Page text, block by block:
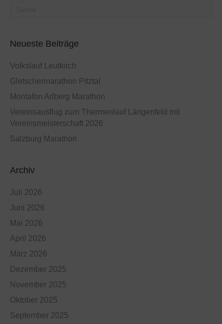
Neueste Beiträge
Volkslauf Leutkirch
Gletschermarathon Pitztal
Montafon Arlberg Marathon
Vereinsausflug zum Thermenlauf Längenfeld mit
Vereinsmeisterschaft 2026
Salzburg Marathon
Archiv
Juli 2026
Juni 2026
Mai 2026
April 2026
März 2026
Dezember 2025
November 2025
Oktober 2025
September 2025